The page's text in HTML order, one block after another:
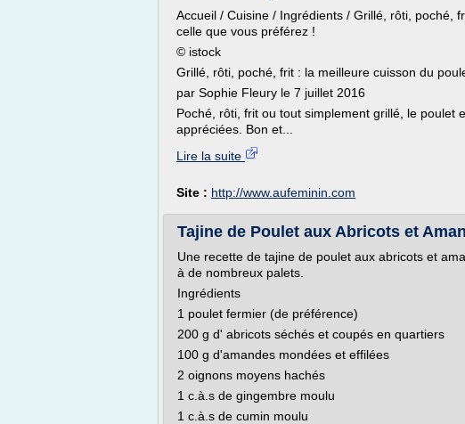
Accueil / Cuisine / Ingrédients / Grillé, rôti, poché,
celle que vous préférez !
© istock
Grillé, rôti, poché, frit : la meilleure cuisson du
par Sophie Fleury le 7 juillet 2016
Poché, rôti, frit ou tout simplement grillé, le poulet
appréciées. Bon et...
Lire la suite
Site : http://www.aufeminin.com
Tajine de Poulet aux Abricots et
Une recette de tajine de poulet aux abricots et
à de nombreux palets.
Ingrédients
1 poulet fermier (de préférence)
200 g d' abricots séchés et coupés en quartiers
100 g d'amandes mondées et effilées
2 oignons moyens hachés
1 c.à.s de gingembre moulu
1 c.à.s de cumin moulu